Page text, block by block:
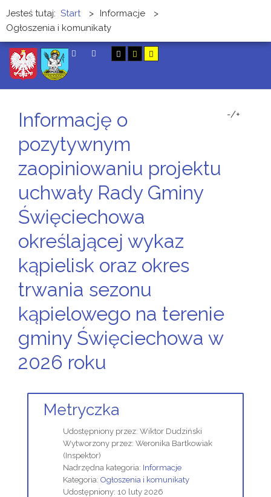
Jesteś tutaj: Start > Informacje
>
Ogłoszenia i komunikaty
Informację o
pozytywnym
zaopiniowaniu projektu
uchwały Rady Gminy
Święciechowa
określającej wykaz
kąpielisk oraz okres
trwania sezonu
kąpielowego na terenie
gminy Święciechowa w
2026 roku
-/+
Metryczka
Udostępniony przez: Wiktor Dudziński
Wytworzony przez: Weronika Bartkowiak
(Inspektor)
Nadrzędna kategoria: Informacje
Kategoria: Ogłoszenia i komunikaty
Udostępniony: 10 luty 2026